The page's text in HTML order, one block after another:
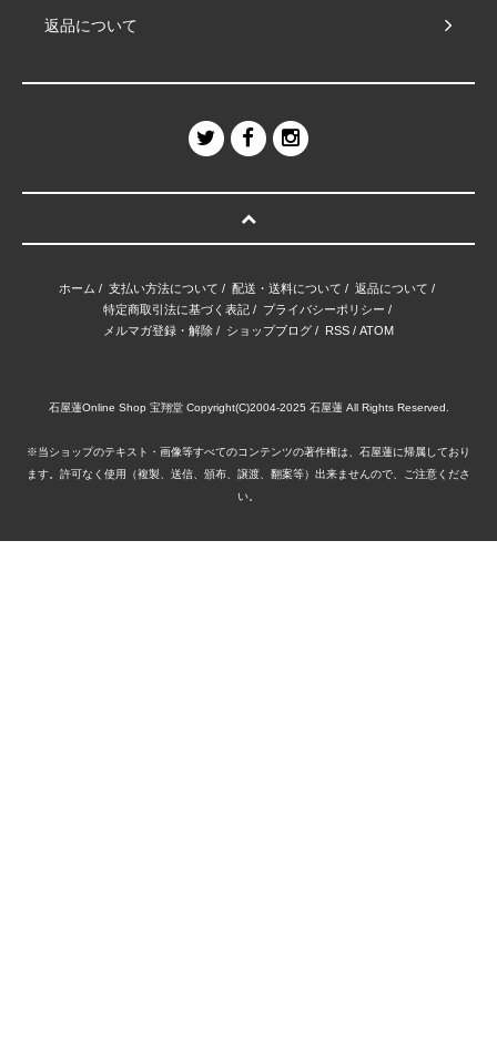
返品について
ホーム / 支払い方法について / 配送・送料について / 返品について /
特定商取引法に基づく表記/ プライバシーポリシー /
メルマガ登録・解除 / ショップブログ / RSS / ATOM
石屋蓮Online Shop 宝翔堂 Copyright(C)2004-2025 石屋蓮 All Rights Reserved.
※当ショップのテキスト・画像等すべてのコンテンツの著作権は、石屋蓮に帰属しており
ます。許可なく使用（複製、送信、頒布、譲渡、翻案等）出来ませんので、ご注意くださ
い。